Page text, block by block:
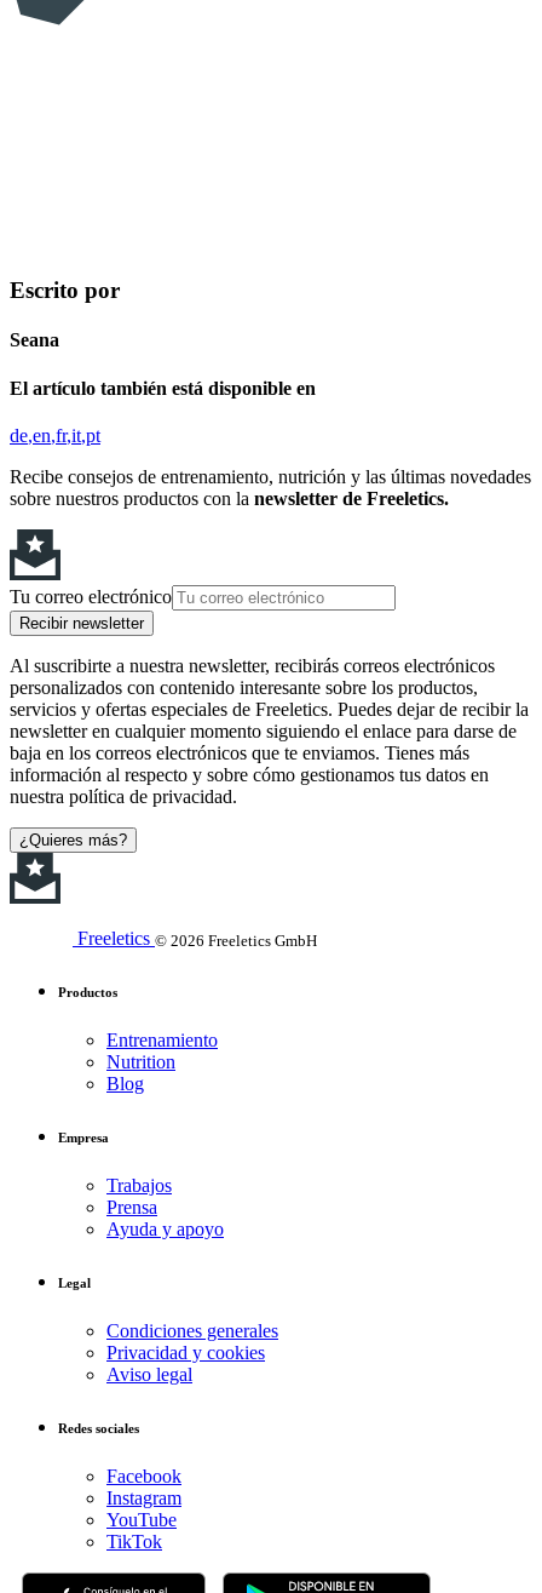
Escrito por
Seana
El artículo también está disponible en
de en fr it pt
Recibe consejos de entrenamiento, nutrición y las últimas novedades
sobre nuestros productos con la newsletter de Freeletics.
Tu correo electrónico
Recibir newsletter
Al suscribirte a nuestra newsletter, recibirás correos electrónicos
personalizados con contenido interesante sobre los productos,
servicios y ofertas especiales de Freeletics. Puedes dejar de recibir la
newsletter en cualquier momento siguiendo el enlace para darse de
baja en los correos electrónicos que te enviamos. Tienes más
información al respecto y sobre cómo gestionamos tus datos en
nuestra política de privacidad.
¿Quieres más?
Freeletics © 2026 Freeletics GmbH
Productos
Entrenamiento
Nutrition
Blog
Empresa
Trabajos
Prensa
Ayuda y apoyo
Legal
Condiciones generales
Privacidad y cookies
Aviso legal
Redes sociales
Facebook
Instagram
YouTube
TikTok